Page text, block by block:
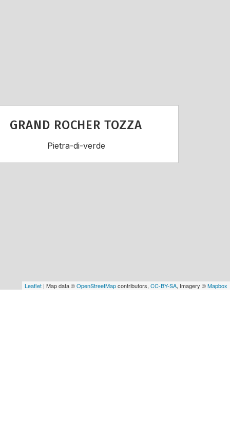
Leaflet | Map data ©OpenStreetMapcontributors, CC-BY-SA, Imagery ©Mapbox
GRAND ROCHER TOZZA
Pietra-di-verde